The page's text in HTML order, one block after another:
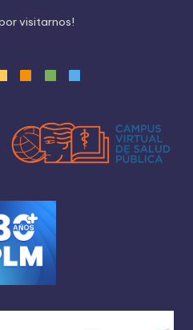
orvisitarnos!